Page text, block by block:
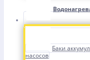
Баки
насосов